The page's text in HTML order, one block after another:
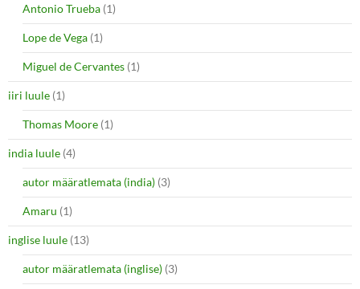
Antonio Trueba (1)
Lope de Vega (1)
Miguel de Cervantes (1)
iiri luule (1)
Thomas Moore (1)
india luule (4)
autor määratlemata (india) (3)
Amaru (1)
inglise luule (13)
autor määratlemata (inglise) (3)